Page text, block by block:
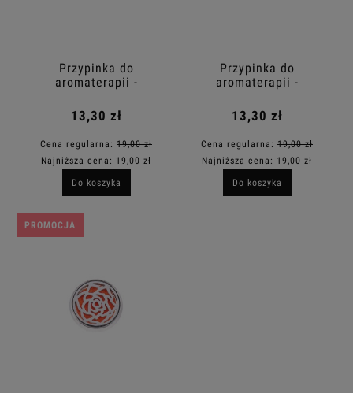
Przypinka do
aromaterapii -
13,30 zł
Cena regularna: 19,00 zł
Najniższa cena: 19,00 zł
Do koszyka
Przypinka do
aromaterapii -
13,30 zł
Cena regularna: 19,00 zł
Najniższa cena: 19,00 zł
Do koszyka
PROMOCJA